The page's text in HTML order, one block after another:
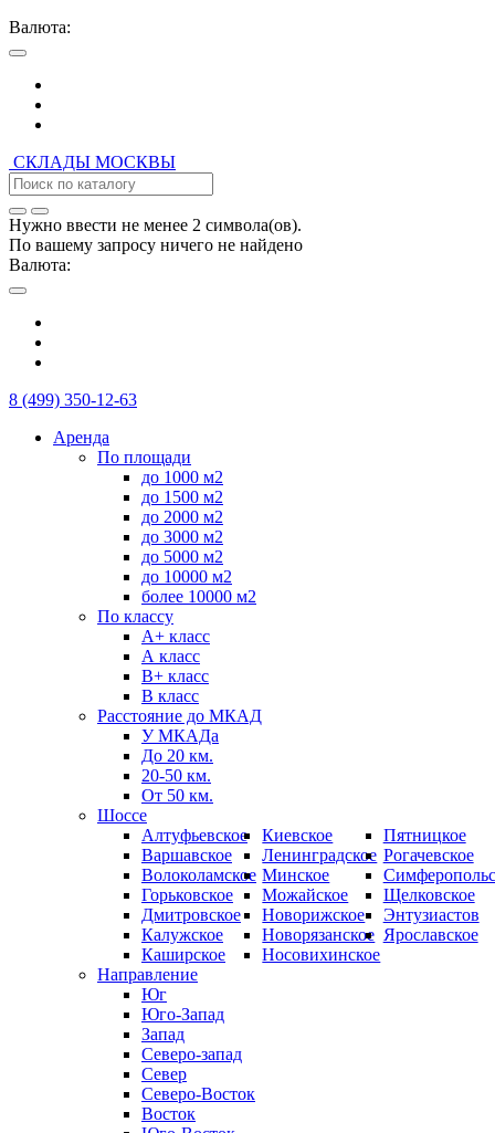
Валюта:
СКЛАДЫ МОСКВЫ
Нужно ввести не менее 2 символа(ов).
По вашему запросу ничего не найдено
Валюта:
8 (499) 350-12-63
Аренда
По площади
до 1000 м2
до 1500 м2
до 2000 м2
до 3000 м2
до 5000 м2
до 10000 м2
более 10000 м2
По классу
А+ класс
А класс
B+ класс
В класс
Расстояние до МКАД
У МКАДа
До 20 км.
20-50 км.
От 50 км.
Шоссе
Алтуфьевское
Варшавское
Волоколамское
Горьковское
Дмитровское
Калужское
Каширское
Киевское
Ленинградское
Минское
Можайское
Новорижское
Новорязанское
Носовихинское
Пятницкое
Рогачевское
Щелковское
Энтузиастов
Ярославское
Направление
Юг
Юго-Запад
Запад
Северо-запад
Север
Северо-Восток
Восток